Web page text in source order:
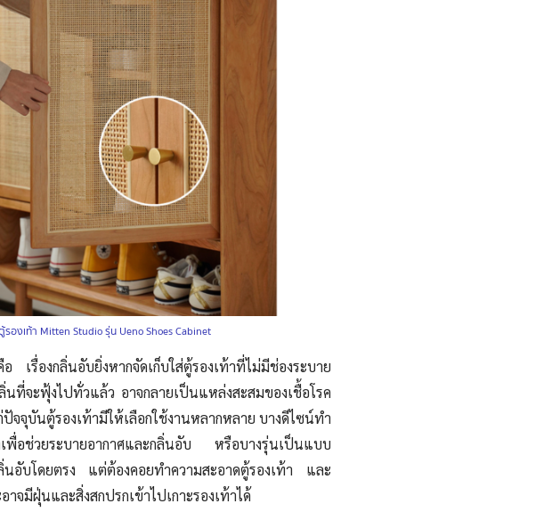
รองเท้า Mitten Studio รุ่น Ueno Shoes Cabinet
เรื่องกลิ่นอับยิ่งหากจัดเก็บใส่ตู้รองเท้าที่ไม่มีช่องระบาย
นที่จะฟุ้งไปทั่วแล้ว อาจกลายเป็นแหล่งสะสมของเชื้อโรค
จจุบันตู้รองเท้ามีให้เลือกใช้งานหลากหลาย บางดีไซน์ทำ
พื่อช่วยระบายอากาศและกลิ่นอับ หรือบางรุ่นเป็นแบบ
อับโดยตรง แต่ต้องคอยทำความสะอาดตู้รองเท้า และ
าจมีฝุ่นและสิ่งสกปรกเข้าไปเกาะรองเท้าได้